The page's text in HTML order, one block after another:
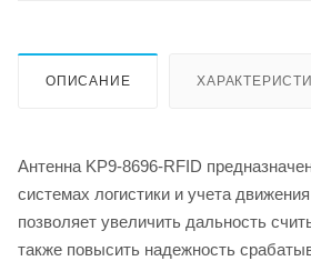
ОПИСАНИЕ
Антенна KP9-8696-RFID
системах логистики и учета
позволяет увеличить дальность
также повысить надежность